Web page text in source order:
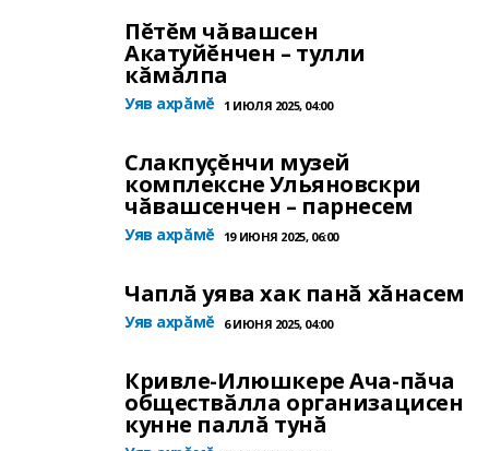
Пĕтĕм чăвашсен
Акатуйĕнчен – тулли
кăмăлпа
Уяв ахрăмĕ 1 ИЮЛЯ 2025, 04:00
Слакпуçĕнчи музей
комплексне Ульяновскри
чăвашсенчен – парнесем
Уяв ахрăмĕ 19 ИЮНЯ 2025, 06:00
Чаплă уява хак панă хăнасем
Уяв ахрăмĕ 6 ИЮНЯ 2025, 04:00
Кривле-Илюшкере Ача-пăча
обществăлла организацисен
кунне паллă тунă